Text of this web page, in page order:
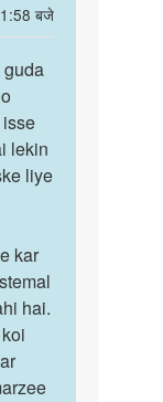
बजे
guda
lekin
liye
kar
hai.